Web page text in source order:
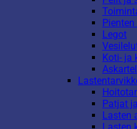
Legot
Koti- ja
Patjat
Lasten